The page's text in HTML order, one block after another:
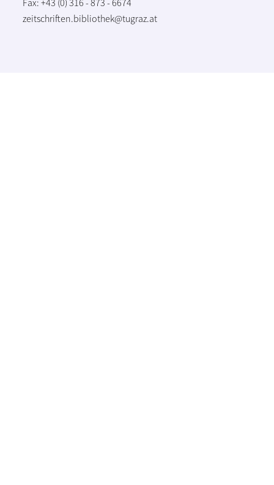
zeitschriften.bibliothek@tugraz.at